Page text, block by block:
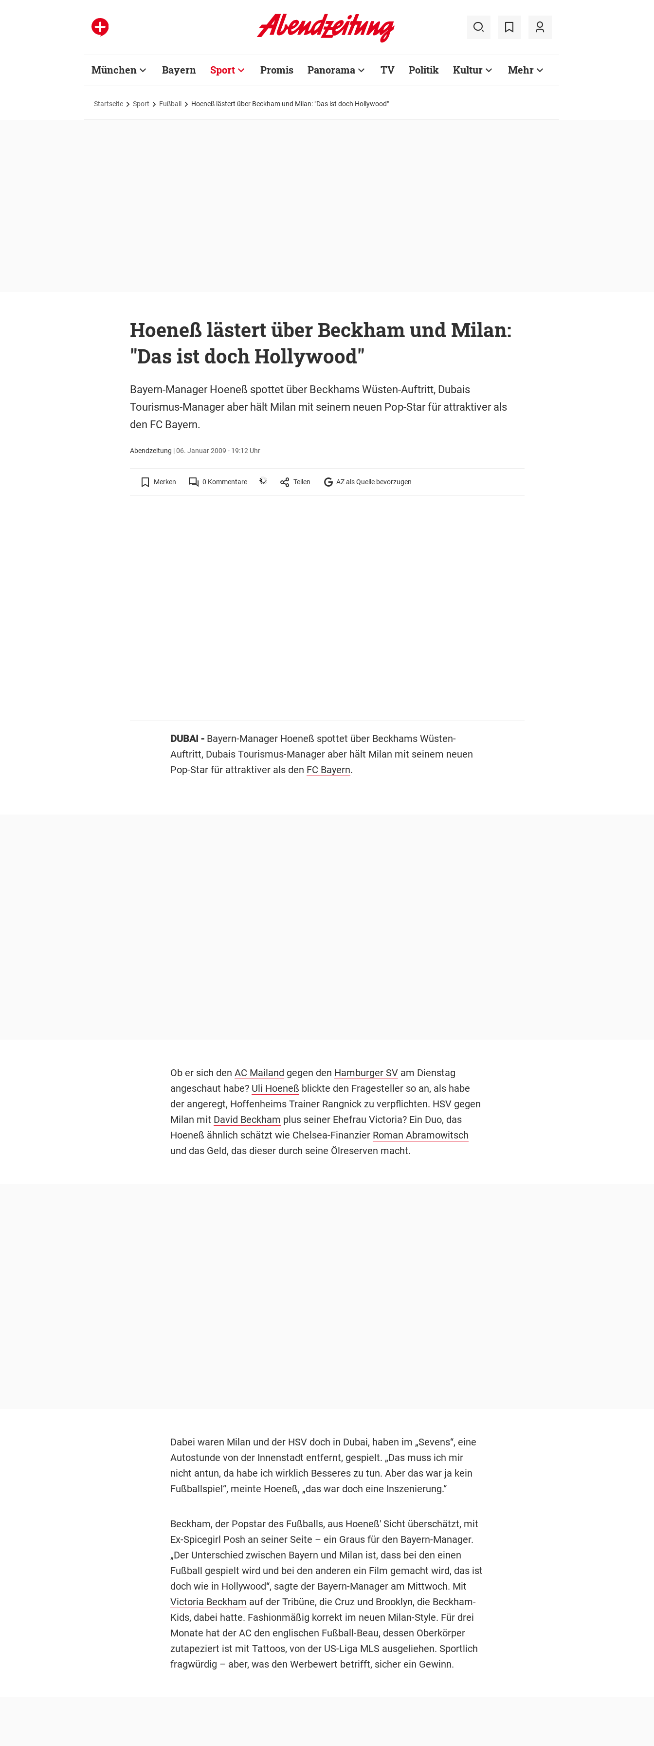
München Bayern Sport Promis Panorama TV Politik Kultur Mehr
Startseite Sport Fußball Hoeneß lästert über Beckham und Milan: "Das ist doch Hollywood"
Hoeneß lästert über Beckham und Milan:
"Das ist doch Hollywood"
Bayern-Manager Hoeneß spottet über Beckhams Wüsten-Auftritt, Dubais
Tourismus-Manager aber hält Milan mit seinem neuen Pop-Star für attraktiver als
den FC Bayern.
Abendzeitung |06. Januar 2009 - 19:12 Uhr
Merken 0 Kommentare Teilen AZ als Quelle bevorzugen
DUBAI - Bayern-Manager Hoeneß spottet über Beckhams Wüsten-
Auftritt, Dubais Tourismus-Manager aber hält Milan mit seinem neuen
Pop-Star für attraktiver als den FC Bayern.
Ob er sich den AC Mailand gegen den Hamburger SVam Dienstag
angeschaut habe? Uli Hoeneß blickte den Fragesteller so an, als habe
der angeregt, Hoffenheims Trainer Rangnick zu verpflichten. HSV gegen
Milan mit David Beckham plus seiner Ehefrau Victoria? Ein Duo, das
Hoeneß ähnlich schätzt wie Chelsea-Finanzier Roman Abramowitsch
und das Geld, das dieser durch seine Ölreserven macht.
Dabei waren Milan und der HSV doch in Dubai, haben im „Sevens“, eine
Autostunde von der Innenstadt entfernt, gespielt. „Das muss ich mir
nicht antun, da habe ich wirklich Besseres zu tun. Aber das war ja kein
Fußballspiel“, meinte Hoeneß, „das war doch eine Inszenierung.“
Beckham, der Popstar des Fußballs, aus Hoeneß' Sicht überschätzt, mit
Ex-Spicegirl Posh an seiner Seite – ein Graus für den Bayern-Manager.
„Der Unterschied zwischen Bayern und Milan ist, dass bei den einen
Fußball gespielt wird und bei den anderen ein Film gemacht wird, das ist
doch wie in Hollywood“, sagte der Bayern-Manager am Mittwoch. Mit
Victoria Beckham auf der Tribüne, die Cruz und Brooklyn, die Beckham-
Kids, dabei hatte. Fashionmäßig korrekt im neuen Milan-Style. Für drei
Monate hat der AC den englischen Fußball-Beau, dessen Oberkörper
zutapeziert ist mit Tattoos, von der US-Liga MLS ausgeliehen. Sportlich
fragwürdig – aber, was den Werbewert betrifft, sicher ein Gewinn.